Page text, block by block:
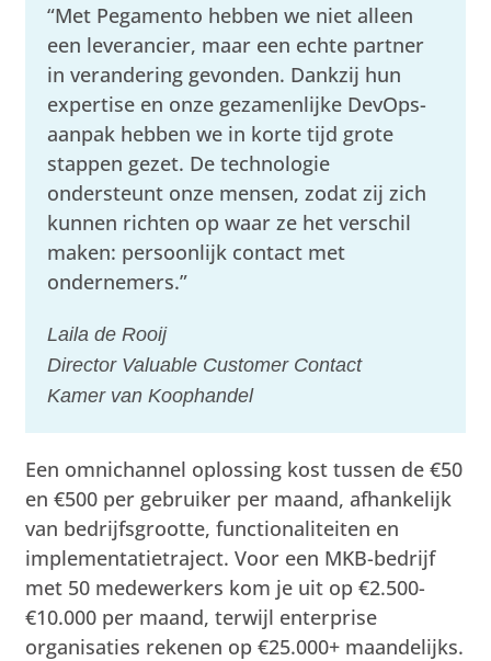
“Met Pegamento hebben we niet alleen
een leverancier, maar een echte partner
in verandering gevonden. Dankzij hun
expertise en onze gezamenlijke DevOps-
aanpak hebben we in korte tijd grote
stappen gezet. De technologie
ondersteunt onze mensen, zodat zij zich
kunnen richten op waar ze het verschil
maken: persoonlijk contact met
ondernemers.”
Laila de Rooij
Director Valuable Customer Contact
Kamer van Koophandel
Een omnichannel oplossing kost tussen de €50
en €500 per gebruiker per maand, afhankelijk
van bedrijfsgrootte, functionaliteiten en
implementatietraject. Voor een MKB-bedrijf
met 50 medewerkers kom je uit op €2.500-
€10.000 per maand, terwijl enterprise
organisaties rekenen op €25.000+ maandelijks.